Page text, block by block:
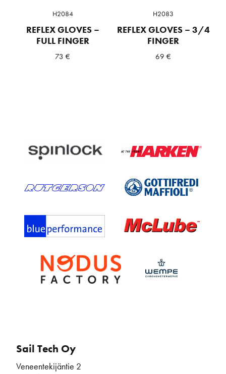
H2084
REFLEX GLOVES –
FULL FINGER
73€
H2083
REFLEX GLOVES – 3/4
FINGER
69€
Sail Tech Oy
Veneentekijäntie 2